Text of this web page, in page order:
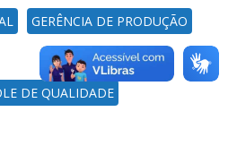
GERÊNCIA DE PRODUÇÃO
DE QUALIDADE